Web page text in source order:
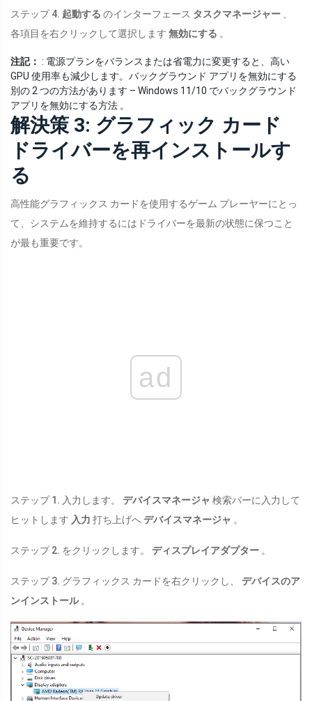
ステップ 4. 起動する のインターフェース タスクマネージャー
各項目を右クリックして選択します 無効にする 。
注記： : 電源プランをバランスまたは省電力に変更すると、高い
GPU 使用率も減少します。バックグラウンド アプリを無効にする
別の 2 つの方法があります – Windows 11/10 でバックグラウンド
アプリを無効にする方法 。
解決策 3: グラフィック カード
ドライバーを再インストールす
る
高性能グラフィックス カードを使用するゲーム プレーヤーにとっ
て、システムを維持するにはドライバーを最新の状態に保つこと
が最も重要です。
ad
ステップ 1. 入力します。 デバイスマネージャ 検索バーに入力して
ヒットします 入力 打ち上げへデバイスマネージャ 。
ステップ 2. をクリックします。 ディスプレイアダプター 。
ステップ 3. グラフィックス カードを右クリックし、 デバイスのア
ンインストール。